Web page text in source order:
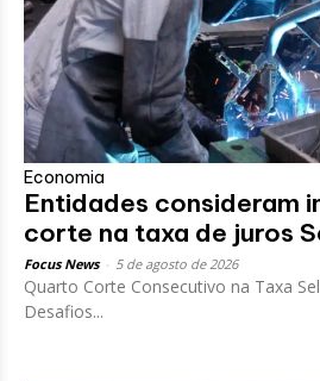
Economia
Entidades consideram
corte na taxa de juros
Focus News 5 de agosto de 2026
Quarto Corte Consecutivo na Taxa
Desafios...